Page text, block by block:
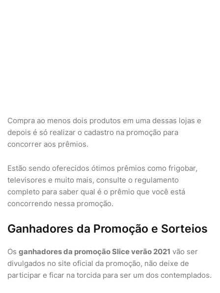
Compra ao menos dois produtos em uma dessas lojas e
depois é só realizar o cadastro na promoção para
concorrer aos prêmios.
Estão sendo oferecidos ótimos prêmios como frigobar,
televisores e muito mais, consulte o regulamento
completo para saber qual é o prêmio que você está
concorrendo nessa promoção.
Ganhadores da Promoção e Sorteios
Os ganhadores da promoção Slice verão 2021 vão ser
divulgados no site oficial da promoção, não deixe de
participar e ficar na torcida para ser um dos contemplados.